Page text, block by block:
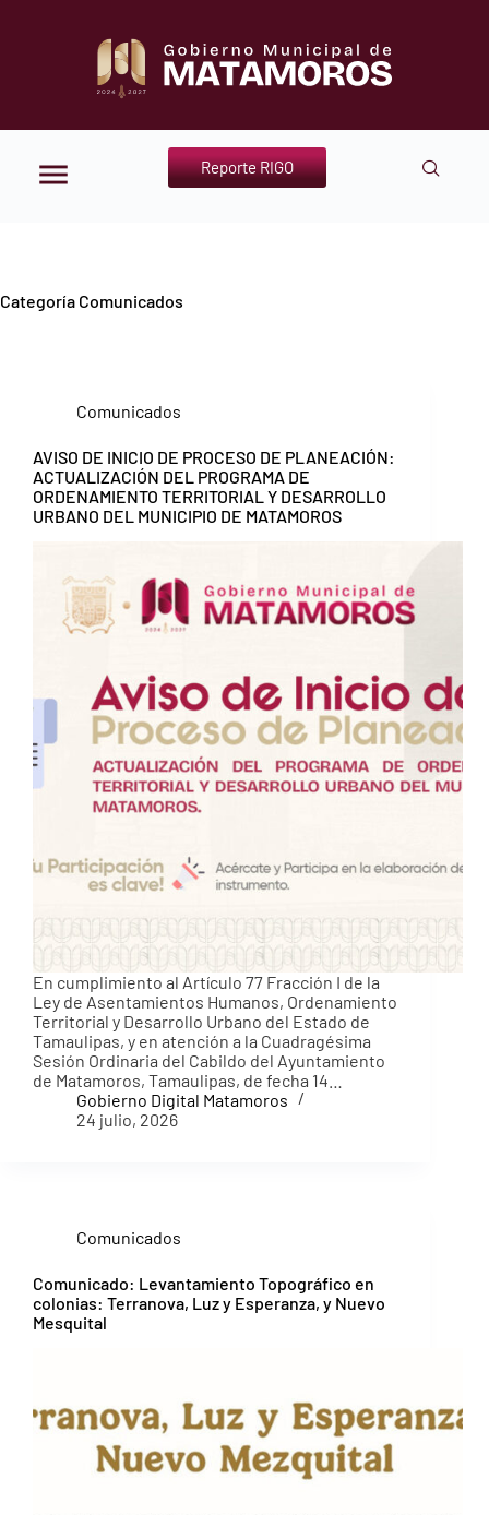
Reporte RIGO
Categoría Comunicados
Comunicados
AVISO DE INICIO DE PROCESO DE PLANEACIÓN:
ACTUALIZACIÓN DEL PROGRAMA DE
ORDENAMIENTO TERRITORIAL Y DESARROLLO
URBANO DEL MUNICIPIO DE MATAMOROS
En cumplimiento al Artículo 77 Fracción I de la
Ley de Asentamientos Humanos, Ordenamiento
Territorial y Desarrollo Urbano del Estado de
Tamaulipas, y en atención a la Cuadragésima
Sesión Ordinaria del Cabildo del Ayuntamiento
de Matamoros, Tamaulipas, de fecha 14…
Gobierno Digital Matamoros
24 julio, 2026
Comunicados
Comunicado: Levantamiento Topográfico en
colonias: Terranova, Luz y Esperanza, y Nuevo
Mesquital